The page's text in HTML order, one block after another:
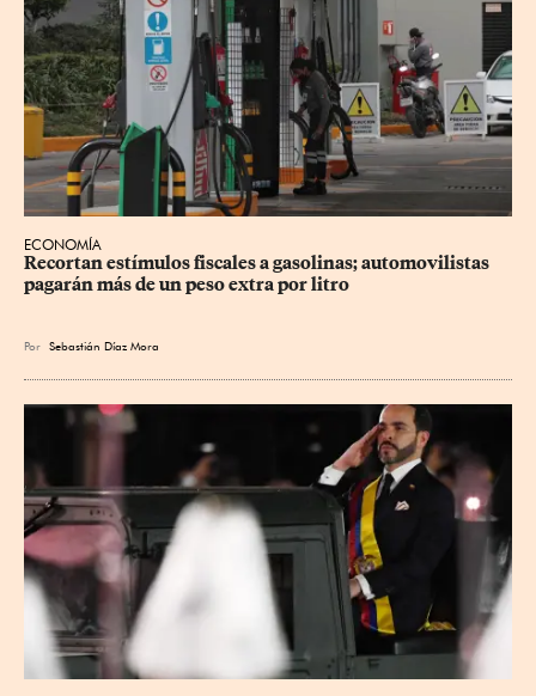
ECONOMÍA
Recortan estímulos fiscales a gasolinas; automovilistas
pagarán más de un peso extra por litro
Por Sebastián Díaz Mora